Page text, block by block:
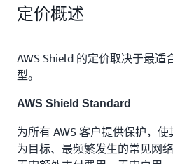
定价概述
AWS Shield 的定价取决于最适
型。
AWS Shield Standard
为所有 AWS 客户提供保护，
为目标、最频繁发生的常见网